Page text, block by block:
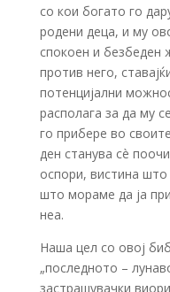
со кои богато го
родени деца, и му
спокоен и безбеден
против него,
потенцијални
располага за да му
го прибере во
ден станува сè
оспори, вистина
што мораме да ја
неа.
Наша цел со овој
„последното –
застрашувачки